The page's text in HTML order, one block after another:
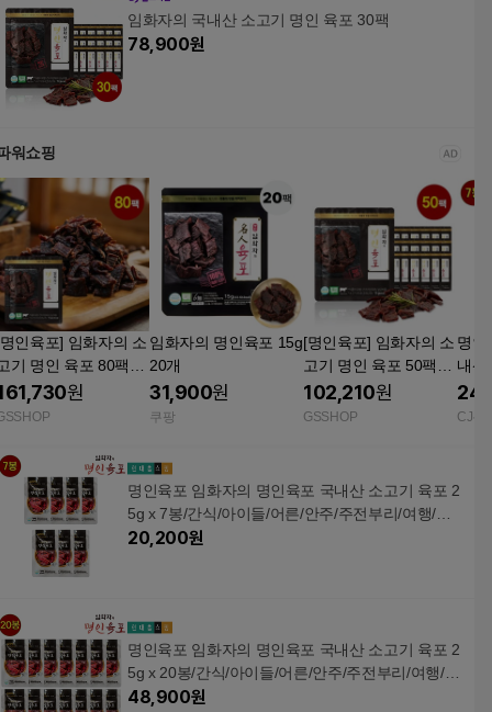
임화자의 국내산 소고기 명인 육포 30팩
78,900원
워쇼핑
인육포] 임화자의 소
기 명인 육포 80팩
내산 소고기 사용)
원
임화자의 명인육포 15g
20개
31,900원
쿠팡
[명인육포] 임화자의 소
고기 명인 육포 50팩
(국내산 소고기 사용)
102,210원
GSSHOP
명인
내산
7봉
CJ온
명인육포 임화자의 명인육포 국내산 소고기 육포 2
5g x 7봉/간식/아이들/어른/안주/주전부리/여행/선
물
20,200원
명인육포 임화자의 명인육포 국내산 소고기 육포 2
5g x 20봉/간식/아이들/어른/안주/주전부리/여행/선
물
48,900원